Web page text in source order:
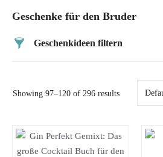
Geschenke für den Bruder
Geschenkideen filtern
Showing 97–120 of 296 results